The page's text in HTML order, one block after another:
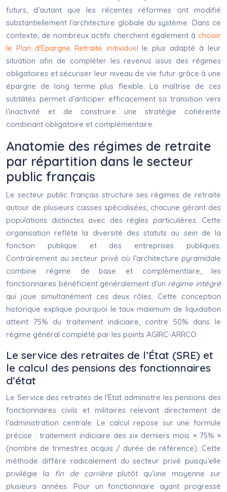
futurs, d’autant que les récentes réformes ont modifié
substantiellement l’architecture globale du système. Dans ce
contexte, de nombreux actifs cherchent également à choisir
le Plan d’Epargne Retraite individuel le plus adapté à leur
situation afin de compléter les revenus issus des régimes
obligatoires et sécuriser leur niveau de vie futur grâce à une
épargne de long terme plus flexible. La maîtrise de ces
subtilités permet d’anticiper efficacement sa transition vers
l’inactivité et de construire une stratégie cohérente
combinant obligatoire et complémentaire.
Anatomie des régimes de retraite
par répartition dans le secteur
public français
Le secteur public français structure ses régimes de retraite
autour de plusieurs caisses spécialisées, chacune gérant des
populations distinctes avec des règles particulières. Cette
organisation reflète la diversité des statuts au sein de la
fonction publique et des entreprises publiques.
Contrairement au secteur privé où l’architecture pyramidale
combine régime de base et complémentaire, les
fonctionnaires bénéficient généralement d’un régime intégré
qui joue simultanément ces deux rôles. Cette conception
historique explique pourquoi le taux maximum de liquidation
atteint 75% du traitement indiciaire, contre 50% dans le
régime général complété par les points AGIRC-ARRCO.
Le service des retraites de l’État (SRE) et
le calcul des pensions des fonctionnaires
d’état
Le Service des retraites de l’État administre les pensions des
fonctionnaires civils et militaires relevant directement de
l’administration centrale. Le calcul repose sur une formule
précise : traitement indiciaire des six derniers mois × 75% ×
(nombre de trimestres acquis / durée de référence). Cette
méthode diffère radicalement du secteur privé puisqu’elle
privilégie la
fin de carrièreplutôt qu’une moyenne sur
plusieurs années. Pour un fonctionnaire ayant progressé